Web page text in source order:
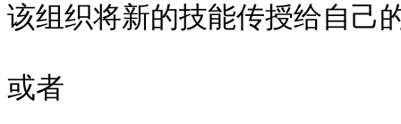
该组织将新的技能传授给自己
或者